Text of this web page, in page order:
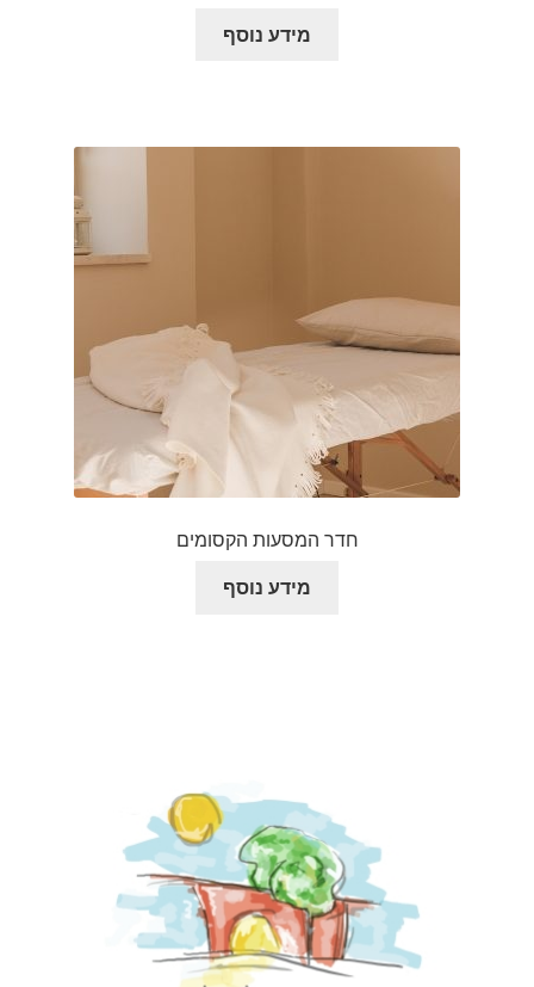
מידע נוסף
חדר המסעות הקסומים
מידע נוסף